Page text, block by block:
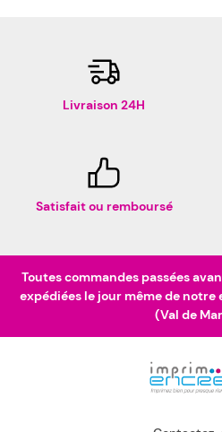
Livraison 24H
Satisfait ou remboursé
Toutes commandes passées
expédiées le jour même de
(Val de